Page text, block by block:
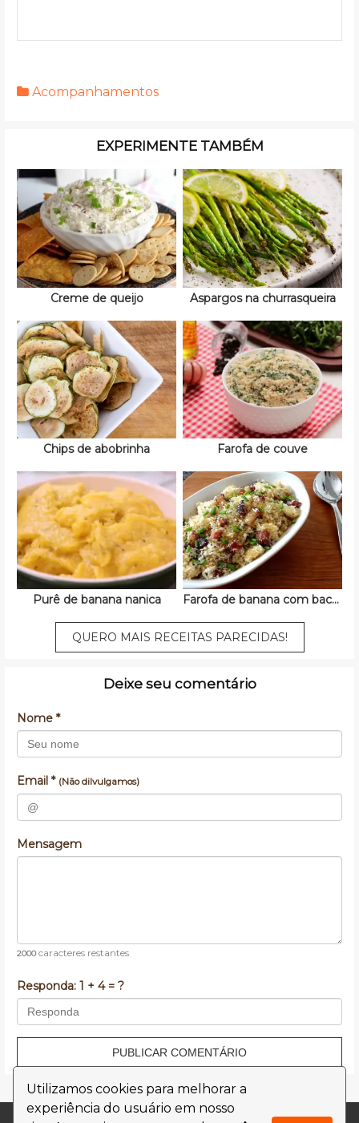
Utilizamos cookies para melhorar a
experiência do usuário em nosso
Acompanhamentos
EXPERIMENTE TAMBÉM
Creme de queijo Aspargos na churrasqueira
Chips de abobrinha Farofa de couve
Purê de banana nanica Farofa de banana com bacon
QUERO MAIS RECEITAS PARECIDAS!
Deixe seu comentário
Nome *
Email * (Não dilvulgamos)
Mensagem
2000caracteres restantes
Responda: 1 + 4 = ?
PUBLICAR COMENTÁRIO